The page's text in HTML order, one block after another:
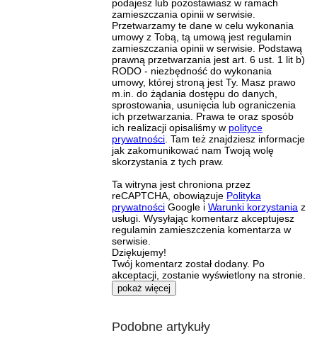
podajesz lub pozostawiasz w ramach
zamieszczania opinii w serwisie.
Przetwarzamy te dane w celu wykonania
umowy z Tobą, tą umową jest regulamin
zamieszczania opinii w serwisie. Podstawą
prawną przetwarzania jest art. 6 ust. 1 lit b)
RODO - niezbędność do wykonania
umowy, której stroną jest Ty. Masz prawo
m.in. do żądania dostępu do danych,
sprostowania, usunięcia lub ograniczenia
ich przetwarzania. Prawa te oraz sposób
ich realizacji opisaliśmy w polityce
prywatności . Tam też znajdziesz informacje
jak zakomunikować nam Twoją wolę
skorzystania z tych praw.
Ta witryna jest chroniona przez
reCAPTCHA, obowiązuje Polityka
prywatności Google i Warunki korzystania z
usługi. Wysyłając komentarz akceptujesz
regulamin zamieszczenia komentarza w
serwisie.
Dziękujemy!
Twój komentarz został dodany. Po
akceptacji, zostanie wyświetlony na stronie.
pokaż więcej
Podobne artykuły